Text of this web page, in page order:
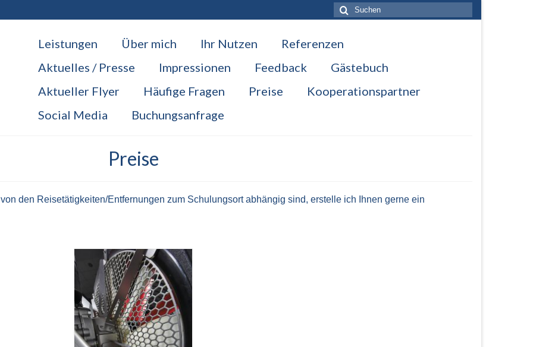
Suche
nach:
Leistungen Über mich Ihr Nutzen
Referenzen
Aktuelles / Presse
Impressionen Feedback
Gästebuch
Aktueller Flyer
Häufige Fragen Preise
Kooperationspartner
Social Media
Buchungsanfrage
Preise
den Reisetätigkeiten/Entfernungen zum Schulungsort abhängig sind, erstelle ich Ihnen gerne ein